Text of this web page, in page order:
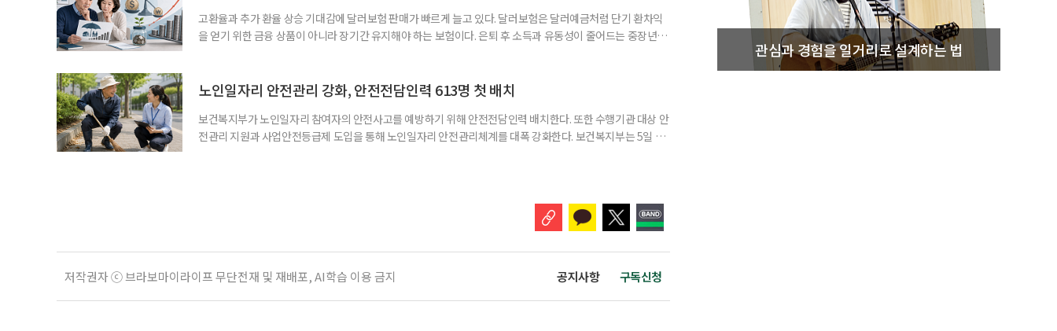
고환율과 추가 환율 상승 기대감에 달러보험 판매가 빠르게 늘고 있다. 달러보험은 달러예금처럼 단기 환차익
을 얻기 위한 금융 상품이 아니라 장기간 유지해야 하는 보험이다. 은퇴 후 소득과 유동성이 줄어드는 중장년층
집계됐다. 전년 동기 판매량인 2만2000건의 두 배를 웃도는 수준이다. 달러보험은 보험료를 달러로 내고
노인일자리 안전관리 강화, 안전전담인력 613명 첫 배치
보건복지부가 노인일자리 참여자의 안전사고를 예방하기 위해 안전전담인력 배치한다. 또한 수행기관 대상 안
전관리 지원과 사업안전등급제 도입을 통해 노인일자리 안전관리체계를 대폭 강화한다. 보건복지부는 5일 노
저작권자 ⓒ 브라보마이라이프 무단전재 및 재배포, AI학습 이용 금지 공지사항 구독신청
관심과 경험을 일거리로 설계하는 법